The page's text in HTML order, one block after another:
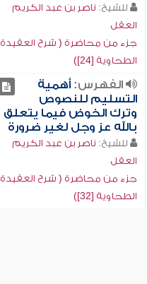
للشيخ: ناصر بن عبد الكريم
العقل
جزء من محاضرة ( شرح العقيدة
الطحاوية [24])
الفهرس:أهمية
التسليم للنصوص
وترك الخوض فيما يتعلق
بالله عز وجل لغير ضرورة
للشيخ: ناصر بن عبد الكريم
العقل
جزء من محاضرة ( شرح العقيدة
الطحاوية [32])